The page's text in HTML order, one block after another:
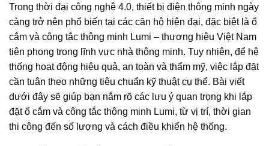
Trong thời đại công nghệ 4.0, thiết bị điện thông minh ngày
càng trở nên phổ biến tại các căn hộ hiện đại, đặc biệt là ổ
cắm và công tắc thông minh Lumi – thương hiệu Việt Nam
tiên phong trong lĩnh vực nhà thông minh. Tuy nhiên, để hệ
thống hoạt động hiệu quả, an toàn và thẩm mỹ, việc lắp đặt
cần tuân theo những tiêu chuẩn kỹ thuật cụ thể. Bài viết
dưới đây sẽ giúp bạn nắm rõ các lưu ý quan trọng khi lắp
đặt ổ cắm và công tắc thông minh Lumi, từ vị trí, thời gian
thi công đến số lượng và cách điều khiển hệ thống.